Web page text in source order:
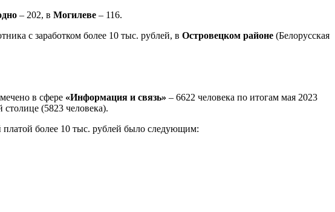
– 202, в Могилеве – 116.
с заработком более 10 тыс. рублей, в Островецком районе (Белорусская
в сфере «Информация и связь» – 6622 человека по итогам мая 2023
(5823 человека).
платой более 10 тыс. рублей было следующим: